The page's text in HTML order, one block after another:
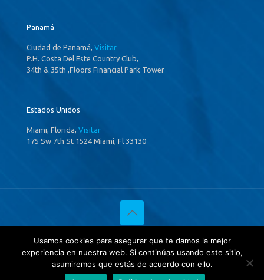
Panamá
Ciudad de Panamá, Visitar
P.H. Costa Del Este Country Club,
34th & 35th ,Floors Financial Park Tower
Estados Unidos
Miami, Florida, Visitar
175 Sw 7th St 1524 Miami, Fl 33130
© 2020 Investigaciones Estratégicas & Asociados. All Rights
Reserved
Política de privacidad
yTratamientos de datos.
Usamos cookies para asegurar que te damos la mejor
experiencia en nuestra web. Si continúas usando este sitio,
asumiremos que estás de acuerdo con ello.